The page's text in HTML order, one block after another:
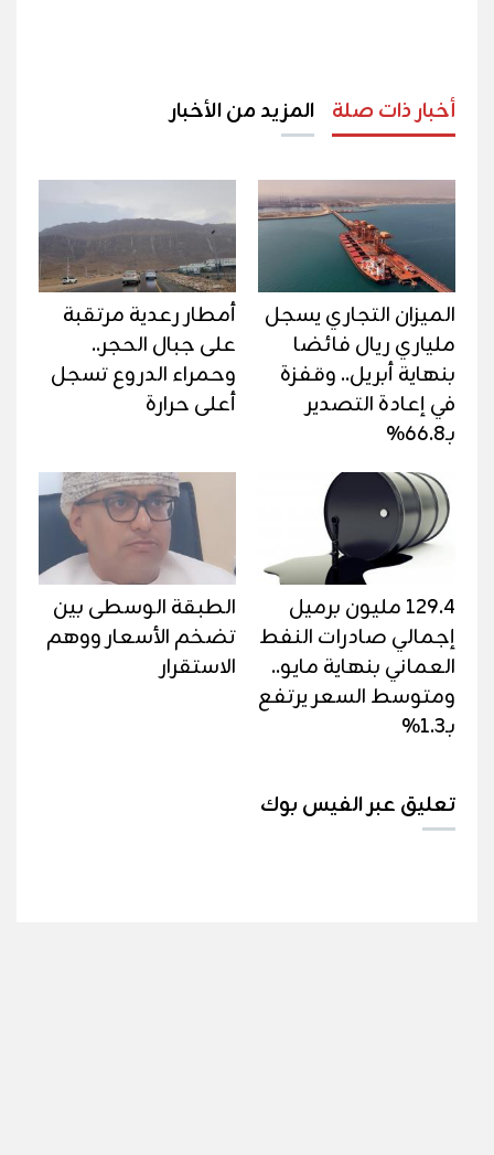
أخبار ذات صلة المزيد من الأخبار
الميزان التجاري يسجل
ملياري ريال فائضا
بنهاية أبريل.. وقفزة
في إعادة التصدير
بـ66.8%
أمطار رعدية مرتقبة
على جبال الحجر..
وحمراء الدروع تسجل
أعلى حرارة
129.4 مليون برميل
إجمالي صادرات النفط
العماني بنهاية مايو..
ومتوسط السعر يرتفع
بـ1.3%
الطبقة الوسطى بين
تضخم الأسعار ووهم
الاستقرار
تعليق عبر الفيس بوك